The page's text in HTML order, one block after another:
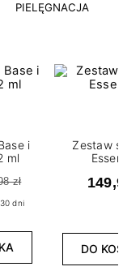
PIELĘGNACJA
i
ml
zł
dni
Zestaw
DO